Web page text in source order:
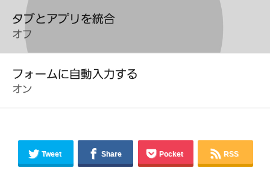
Tweet Share Pocket RSS